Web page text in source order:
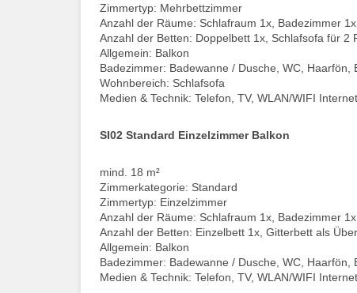
Zimmertyp: Mehrbettzimmer
Anzahl der Räume: Schlafraum 1x, Badezimmer 1x
Anzahl der Betten: Doppelbett 1x, Schlafsofa für
Allgemein: Balkon
Badezimmer: Badewanne / Dusche, WC, Haarfön,
Wohnbereich: Schlafsofa
Medien & Technik: Telefon, TV, WLAN/WIFI
SI02 Standard Einzelzimmer Balkon
mind. 18 m²
Zimmerkategorie: Standard
Zimmertyp: Einzelzimmer
Anzahl der Räume: Schlafraum 1x, Badezimmer 1x
Anzahl der Betten: Einzelbett 1x, Gitterbett als
Allgemein: Balkon
Badezimmer: Badewanne / Dusche, WC, Haarfön,
Medien & Technik: Telefon, TV, WLAN/WIFI